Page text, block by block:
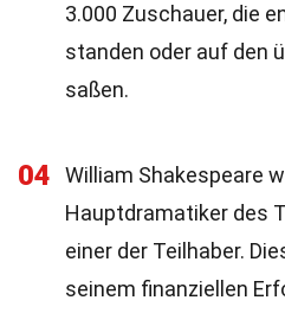
3.000 Zuschauer, die
standen oder auf den
saßen.
04
William Shakespeare
Hauptdramatiker des
einer der Teilhaber.
seinem finanziellen